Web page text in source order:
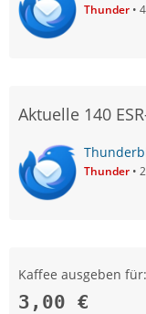
Thunder
Aktuelle 140
Thunder
Kaffee ausgeben für:
3,00 €